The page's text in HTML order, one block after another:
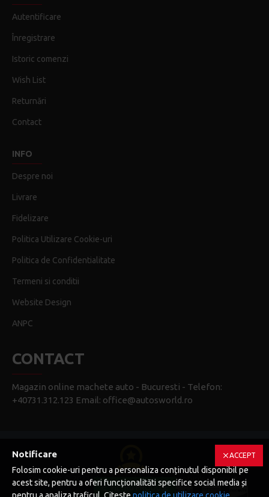
Autentificare
Înregistrare
Istoric comenzi
Wish List
Returnări
Contact
INFO
Despre noi
Livrare
Fidelizare
Politica Utilizare Cookie-uri
Politica de Confidentialitate
Termeni si conditii
Website Design
ANPC
CONTACT
Magazin online machete auto - Bucuresti - Telefon:
+40731.312.123 Email: office@autosworld.ro
Copyright © 2023 | Auto's World - Toate drepturile rezervate
ACCEPT
Notificare
Folosim cookie-uri pentru a personaliza conținutul disponibil pe
acest site, pentru a oferi funcționalităti specifice social media și
FILTRU PRODUSE